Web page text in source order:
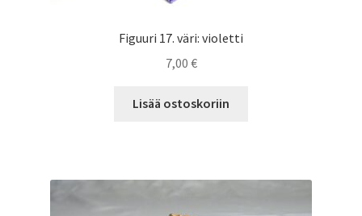
Figuuri 17. väri: violetti
7,00 €
Lisää ostoskoriin